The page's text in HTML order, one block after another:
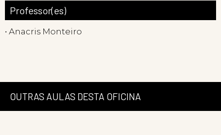
Professor(es)
• Anacris Monteiro
OUTRAS AULAS DESTA OFICINA